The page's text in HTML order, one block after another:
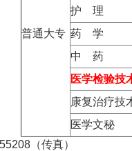
普通大专
护 理
药 学
中 药
医学检验技
康复治疗技
医学文秘
（传真）